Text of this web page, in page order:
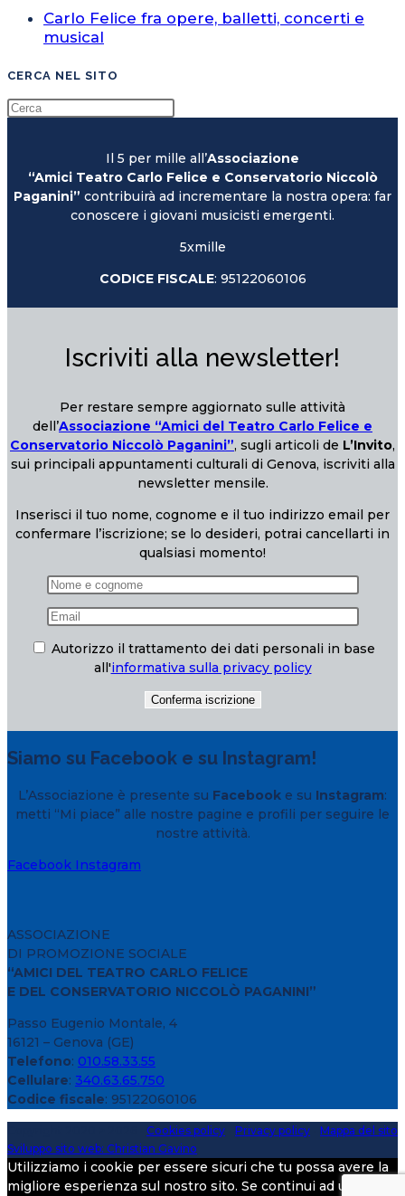
Carlo Felice fra opere, balletti, concerti e
musical
CERCA NEL SITO
Il 5 per mille all’Associazione
“Amici Teatro Carlo Felice e Conservatorio Niccolò
Paganini” contribuirà ad incrementare la nostra opera: far
conoscere i giovani musicisti emergenti.
5xmille
CODICE FISCALE: 95122060106
Iscriviti alla newsletter!
Per restare sempre aggiornato sulle attività
dell’Associazione “Amici del Teatro Carlo Felice e
Conservatorio Niccolò Paganini”, sugli articoli de L’Invito,
sui principali appuntamenti culturali di Genova, iscriviti alla
newsletter mensile.
Inserisci il tuo nome, cognome e il tuo indirizzo email per
confermare l’iscrizione; se lo desideri, potrai cancellarti in
qualsiasi momento!
Autorizzo il trattamento dei dati personali in base
all'informativa sulla privacy policy
Siamo su Facebook e su Instagram!
L’Associazione è presente su Facebook e su Instagram:
metti “Mi piace” alle nostre pagine e profili per seguire le
nostre attività.
Facebook Instagram
ASSOCIAZIONE
DI PROMOZIONE SOCIALE
“AMICI DEL TEATRO CARLO FELICE
E DEL CONSERVATORIO NICCOLÒ PAGANINI”
Passo Eugenio Montale, 4
16121 – Genova (GE)
Telefono: 010.58.33.55
Cellulare: 340.63.65.750
Codice fiscale: 95122060106
Cookies policy Privacy policy
Mappa del sito
Sviluppo sito web: Christian Gavino
Utilizziamo i cookie per essere sicuri che tu possa avere la
migliore esperienza sul nostro sito. Se continui ad utilizzare